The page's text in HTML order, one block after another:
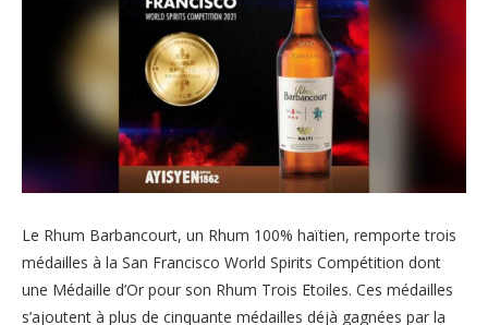
Le Rhum Barbancourt, un Rhum 100% haïtien, remporte trois
médailles à la San Francisco World Spirits Compétition dont
une Médaille d’Or pour son Rhum Trois Etoiles. Ces médailles
s’ajoutent à plus de cinquante médailles déjà gagnées par la